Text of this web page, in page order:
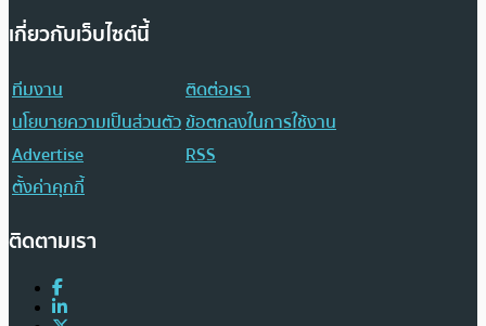
เกี่ยวกับเว็บไซต์นี้
ทีมงาน
ติดต่อเรา
นโยบายความเป็นส่วนตัวข้อตกลงในการใช้งาน
Advertise
RSS
ตั้งค่าคุกกี้
ติดตามเรา